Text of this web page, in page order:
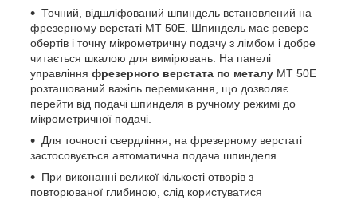
Точний, відшліфований шпиндель встановлений на
фрезерному верстаті MT 50E. Шпиндель має реверс
обертів і точну мікрометричну подачу з лімбом і добре
читається шкалою для вимірювань. На панелі
управління фрезерного верстата по металу MT 50E
розташований важіль перемикання, що дозволяє
перейти від подачі шпинделя в ручному режимі до
мікрометричної подачі.
Для точності свердління, на фрезерному верстаті
застосовується автоматична подача шпинделя.
При виконанні великої кількості отворів з
повторюваної глибиною, слід користуватися